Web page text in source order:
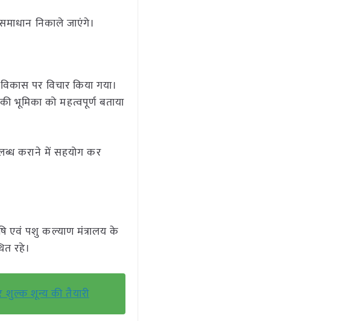
निकाले जाएंगे।
पर विचार किया गया।
भूमिका को महत्वपूर्ण बताया
कराने में सहयोग कर
एवं पशु कल्याण मंत्रालय के
रहे।
शुल्क शून्य की तैयारी